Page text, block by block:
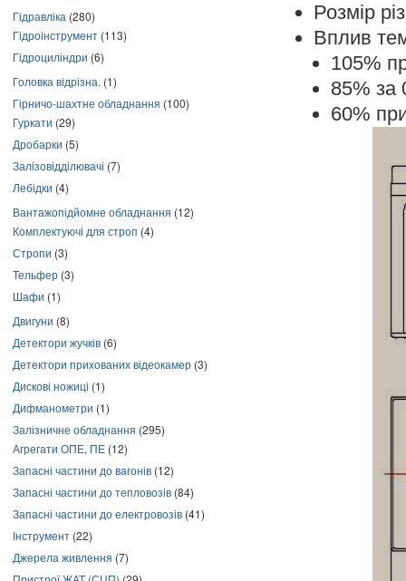
Гідравліка (280)
Гідроінструмент (113)
Гідроциліндри (6)
Головка відрізна. (1)
Гірничо-шахтне обладнання (100)
Гуркати (29)
Дробарки (5)
Залізовідділювачі (7)
Лебідки (4)
Вантажопідйомне обладнання (12)
Комплектуючі для строп (4)
Стропи (3)
Тельфер (3)
Шафи (1)
Двигуни (8)
Детектори жучків (6)
Детектори прихованих відеокамер (3)
Дискові ножиці (1)
Дифманометри (1)
Залізничне обладнання (295)
Агрегати ОПЕ, ПЕ (12)
Запасні частини до вагонів (12)
Запасні частини до тепловозів (84)
Запасні частини до електровозів (41)
Інструмент (22)
Джерела живлення (7)
Розмір
Вплив
105%
85%
60%